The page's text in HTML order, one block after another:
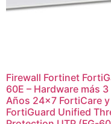
Firewall Fortinet
60E – Hardware más 3
Años 24×7 FortiCare y
FortiGuard Unified